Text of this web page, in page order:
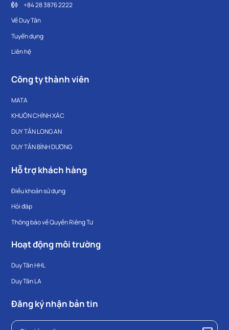
+84 28 3876 2222
Về Duy Tân
Tuyển dụng
Liên hệ
Công ty thành viên
MATA
KHUÔN CHÍNH XÁC
DUY TÂN LONG AN
DUY TÂN BÌNH DƯƠNG
Hỗ trợ khách hàng
Điều khoản sử dụng
Hỏi đáp
Thông báo về Quyền Riêng Tư
Hoạt động môi trường
Duy Tân HHL
Duy Tân LA
Đăng ký nhận bản tin